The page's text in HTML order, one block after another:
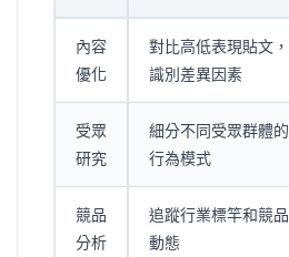
內容
優化
對比高低表現貼文，
識別差異因素
受眾
研究
細分不同受眾群體的
行為模式
競品
分析
追蹤行業標竿和競品
動態